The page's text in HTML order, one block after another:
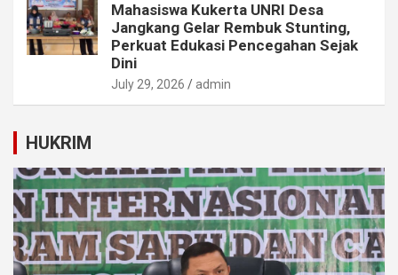
Mahasiswa Kukerta UNRI Desa
Jangkang Gelar Rembuk Stunting,
Perkuat Edukasi Pencegahan Sejak
Dini
July 29, 2026 admin
HUKRIM